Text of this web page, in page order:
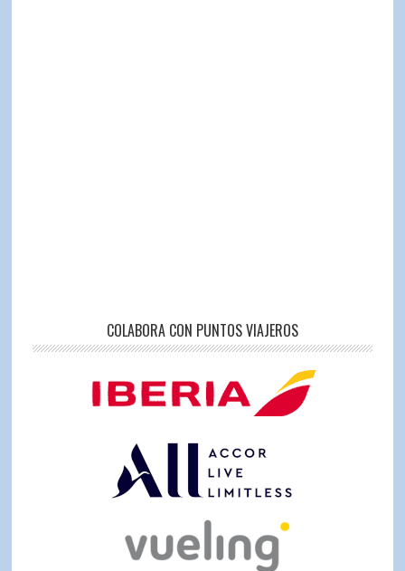
COLABORA CON PUNTOS VIAJEROS